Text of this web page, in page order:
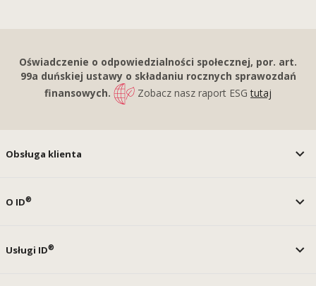
Oświadczenie o odpowiedzialności społecznej, por. art.
99a duńskiej ustawy o składaniu rocznych sprawozdań
finansowych.
Zobacz nasz raport ESGtutaj
Obsługa klienta
O ID®
Usługi ID®